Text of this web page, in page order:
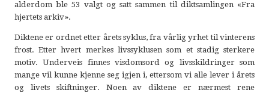
alderdom ble 53 valgt og satt sammen til diktsamlingen «Fra
hjertets arkiv».
Diktene er ordnet etter årets syklus, fra vårlig yrhet til vinterens
frost. Etter hvert merkes livssyklusen som et stadig sterkere
motiv. Underveis finnes visdomsord og livsskildringer som
mange vil kunne kjenne seg igjen i, ettersom vi alle lever i årets
og livets skiftninger. Noen av diktene er nærmest rene